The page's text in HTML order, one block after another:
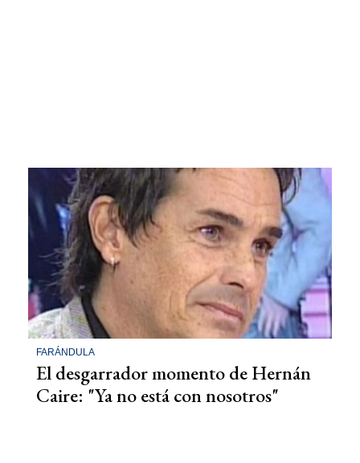
FARÁNDULA
El desgarrador momento de Hernán
Caire: "Ya no está con nosotros"